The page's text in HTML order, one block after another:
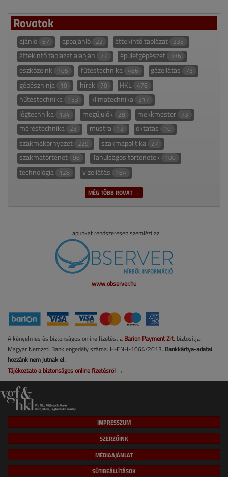
Rovatok
ajánló 67 appajánló 22 áttekintő táblázat 235
áttekintő táblázat alapján 27 épületgépészet 336
eszközeink 105 fűtéstechnika 466 gázellátás 73
gépészninja 10 hírek 70 HKL 478
hűtéstechnika 153 klímatechnika 217
légtechnika 134 megújulók 28 mekkmester 73
méréstechnika 23 mustra 12 oktatás 10
szakmakörnyezet 229 szakmapolitika 27
szakmatörténet 98 Tanulságos történetek 100
technológia 128 vízellátás 184
MÉG TÖBB ROVAT →
Lapunkat rendszeresen szemlézi az
www.observer.hu
A kényelmes és biztonságos online fizetést a Barion Payment Zrt. biztosítja.
Magyar Nemzeti Bank engedély száma: H-EN-I-1064/2013. Bankkártya-adatai
hozzánk nem jutnak el.
Tájékoztató a biztonságos online fizetésről →
IMPRESSZUM
SZERZŐINK
MÉDIAAJÁNLAT
SÜTIBEÁLLÍTÁSOK